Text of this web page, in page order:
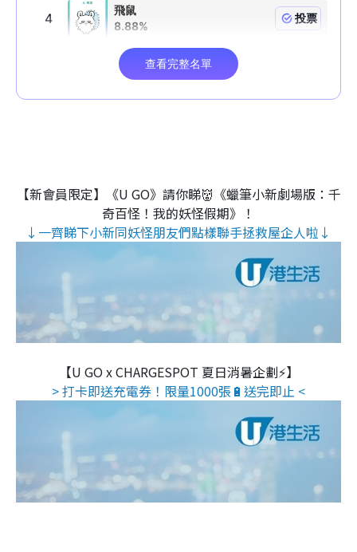
【新會員限定】《U GO》請你睇👹《蠟筆小新劇場版：千
奇百怪！我的妖怪假期》！
↓一齊睇下小新同妖怪朋友們點樣聯手拯救屋企人啦↓
【U GO x CHARGESPOT 夏日消暑企劃⚡】
> 打卡即送充電券！限量1000張🔋送完即止 <